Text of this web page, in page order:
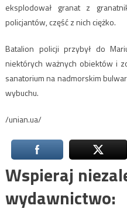
eksplodował granat z
policjantów, część z nich ciężko.
Batalion policji przybył do
niektórych ważnych obiektów i
sanatorium na nadmorskim
wybuchu.
/unian.ua/
Wspieraj
wydawnictwo: